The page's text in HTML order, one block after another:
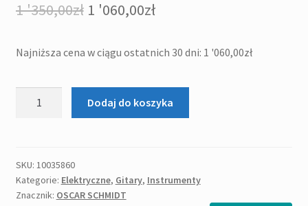
1 '350,00zł Pierwotna
wynosiła:
1
'350,00zł.
1 '060,00złAktualna
wynosi:
1
'060,00zł.
Najniższa cena w ciągu ostatnich 30 dni: 1 '060,00zł
LT
(IV)
gitara
Dodaj do koszyka
SKU: 10035860
Kategorie: Elektryczne, Gitary, Instrumenty
Znacznik: OSCAR SCHMIDT